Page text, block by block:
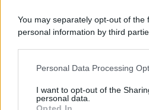
You may separately opt-out of the
personal information by third
This information may also be
disclose it to other third parties.
Personal Data Processing
I want to opt-out of the
personal data.
PREFERENZE